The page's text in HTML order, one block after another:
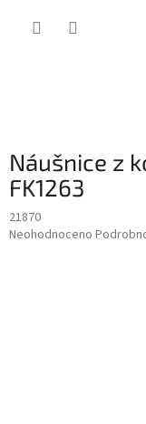
Náušnice z
FK1263
21870
Průměrné
Neohodnoceno